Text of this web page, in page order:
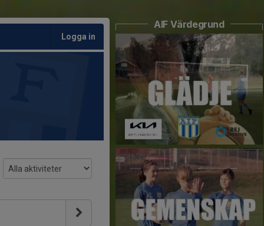
Logga in
AIF Värdegrund